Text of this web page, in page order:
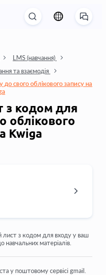
LMS (навчання)
та взаємодія
свого облікового запису на
з кодом для
облікового
Kwiga
з кодом для входу у ваш
навчальних матеріалів.
у поштовому сервісі gmail.